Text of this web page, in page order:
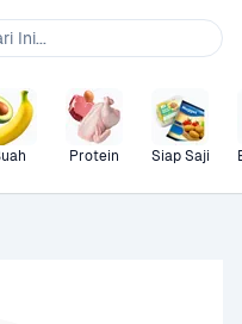
Protein Siap Saji
Ini...